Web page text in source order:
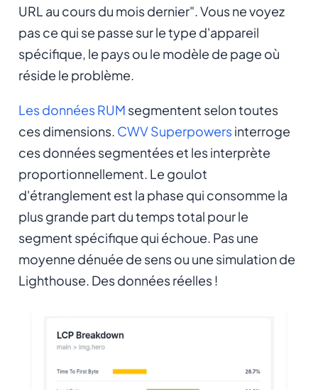
URL au cours du mois dernier". Vous ne voyez
pas ce qui se passe sur le type d'appareil
spécifique, le pays ou le modèle de page où
réside le problème.
Les données RUM segmentent selon toutes
ces dimensions. CWV Superpowersinterroge
ces données segmentées et les interprète
proportionnellement. Le goulot
d'étranglement est la phase qui consomme la
plus grande part du temps total pour le
segment spécifique qui échoue. Pas une
moyenne dénuée de sens ou une simulation de
Lighthouse. Des données réelles !